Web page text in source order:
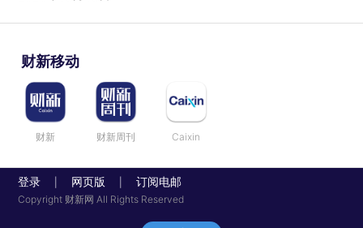
财新移动
财新 财新周刊 Caixin
登录 网页版 订阅电邮
Copyright 财新网 All Rights Reserved